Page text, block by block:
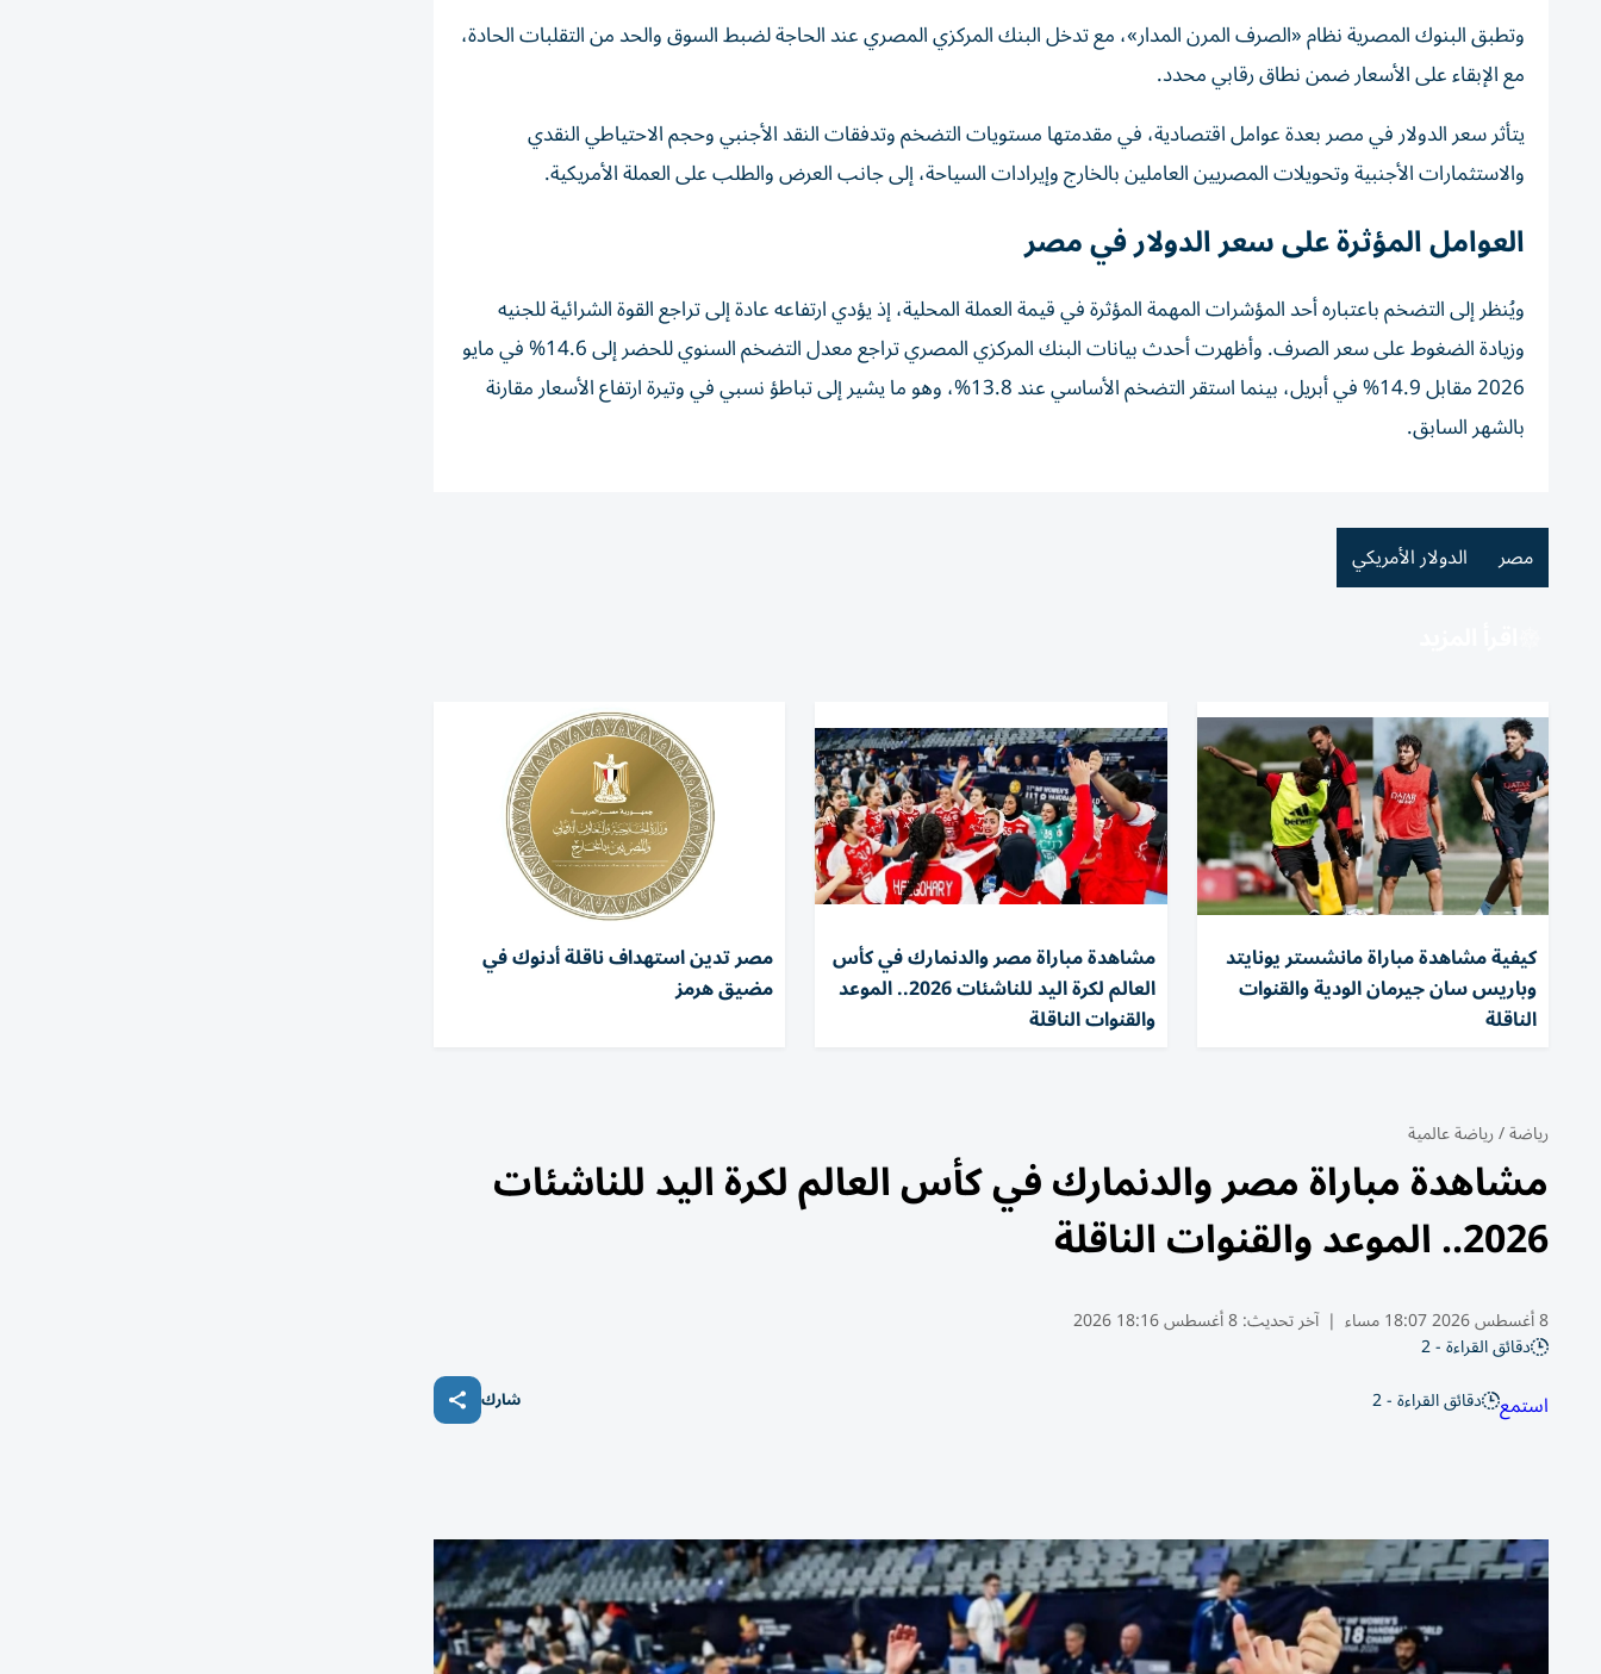
وتطبق البنوك المصرية نظام «الصرف المرن المدار»، مع تدخل البنك المركزي المصري عند الحاجة لضبط السوق والحد من التقلبات الحادة،
مع الإبقاء على الأسعار ضمن نطاق رقابي محدد.
يتأثر سعر الدولار في مصر بعدة عوامل اقتصادية، في مقدمتها مستويات التضخم وتدفقات النقد الأجنبي وحجم الاحتياطي النقدي
والاستثمارات الأجنبية وتحويلات المصريين العاملين بالخارج وإيرادات السياحة، إلى جانب العرض والطلب على العملة الأمريكية.
العوامل المؤثرة على سعر الدولار في مصر
ويُنظر إلى التضخم باعتباره أحد المؤشرات المهمة المؤثرة في قيمة العملة المحلية، إذ يؤدي ارتفاعه عادة إلى تراجع القوة الشرائية للجنيه
وزيادة الضغوط على سعر الصرف. وأظهرت أحدث بيانات البنك المركزي المصري تراجع معدل التضخم السنوي للحضر إلى 14.6% في مايو
2026 مقابل 14.9% في أبريل، بينما استقر التضخم الأساسي عند 13.8%، وهو ما يشير إلى تباطؤ نسبي في وتيرة ارتفاع الأسعار مقارنة
بالشهر السابق.
مصر الدولار الأمريكي
كيفية مشاهدة مباراة مانشستر يونايتد
وباريس سان جيرمان الودية والقنوات
الناقلة
مشاهدة مباراة مصر والدنمارك في كأس
العالم لكرة اليد للناشئات 2026.. الموعد
والقنوات الناقلة
مصر تدين استهداف ناقلة أدنوك في
مضيق هرمز
رياضة/رياضة عالمية
مشاهدة مباراة مصر والدنمارك في كأس العالم لكرة اليد للناشئات
2026.. الموعد والقنوات الناقلة
8 أغسطس 2026 18:07 مساء | آخر تحديث:8 أغسطس 18:16 2026
دقائق القراءة - 2
استمع دقائق القراءة - 2 شارك